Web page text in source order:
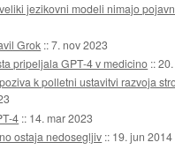
jezikovni modeli nimajo
Grok ::7. nov 2023
pripeljala GPT-4 v medicino ::
k polletni ustavitvi razvoja
4 :: 14. mar 2023
ostaja nedosegljiv :: 19. jun 2014